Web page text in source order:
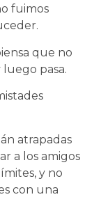
fuimos
que no
luego pasa.
atrapadas
a los amigos
y no
con una